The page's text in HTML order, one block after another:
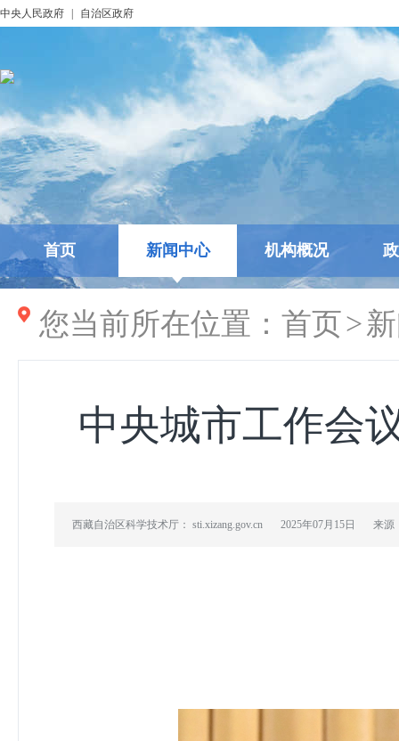
中央人民政府 自治区政府
首页 新闻中心 机构概况
您当前所在位置： 首页>
中央城市工作会
西藏自治区科学技术厅： sti.xizang.gov.cn 2025年07月15日 来源